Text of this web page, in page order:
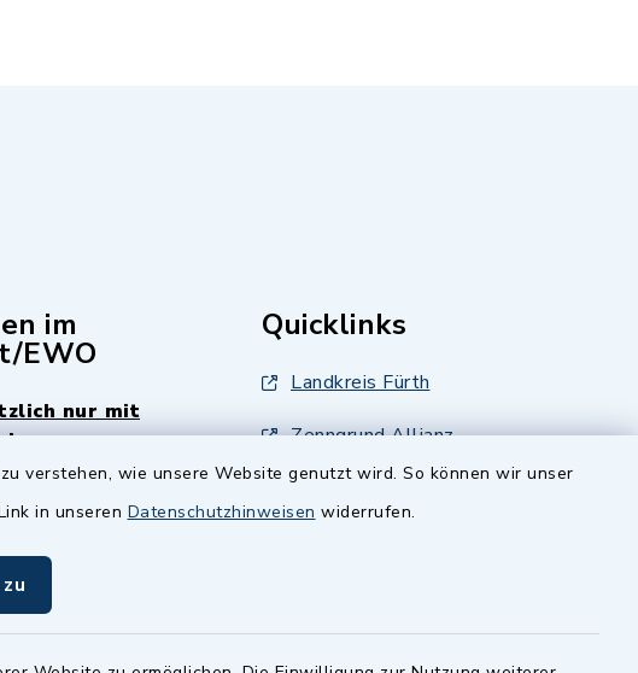
verstehen, wie unsere Website genutzt wird. So können wir unser
in unseren Datenschutzhinweisen widerrufen.
im
EWO
nur mit
EWO/Standesamt
.
Quicklinks
Landkreis Fürth
Zenngrund Allianz
Dillenberggruppe